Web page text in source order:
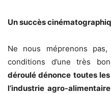
Un succès
Ne nous méprenons
conditions d’une très
déroulé dénonce toutes
l’industrie agro-